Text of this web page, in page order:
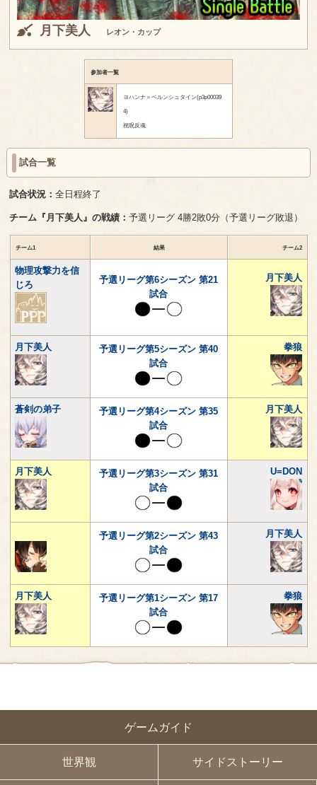
ゲームガイド
世界観 サイドストーリー
月下美人 レオン・カップ
参加者一覧
ヨハンナ＝ベルンシュタイン(p3p00039
4)
祝呪反魂
試合一覧
試合状況：全日程終了
チーム『月下美人』の戦績：予選リーグ 4勝2敗0分（予選リーグ敗退）
チーム1 結果 チーム2
物理攻撃力を信
じろ
予選リーグ第6シーズン 第21
試合
月下美人
月下美人
予選リーグ第5シーズン 第40
試合
拳狼
蒼剣の弟子
予選リーグ第4シーズン 第35
試合
月下美人
月下美人
予選リーグ第3シーズン 第31
試合
U=DON
予選リーグ第2シーズン 第43
試合
月下美人
月下美人
予選リーグ第1シーズン 第17
試合
拳狼